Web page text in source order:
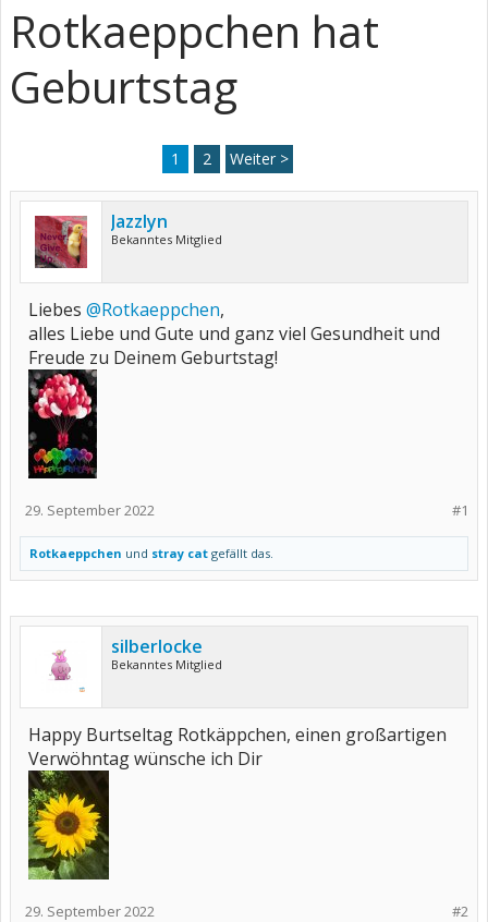
Rotkaeppchen hat
Geburtstag
1 2 Weiter >
Jazzlyn
Bekanntes Mitglied
Liebes @Rotkaeppchen,
alles Liebe und Gute und ganz viel Gesundheit und
Freude zu Deinem Geburtstag!
#1
29. September 2022
Rotkaeppchen und stray cat gefällt das.
silberlocke
Bekanntes Mitglied
Happy Burtseltag Rotkäppchen, einen großartigen
Verwöhntag wünsche ich Dir
#2
29. September 2022